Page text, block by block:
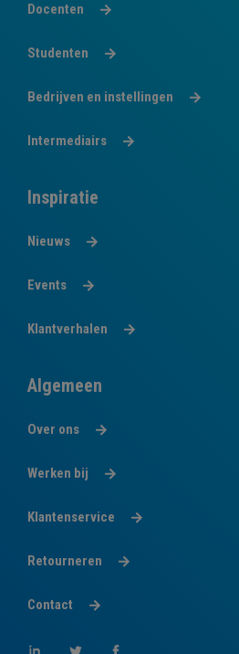
Docenten
Studenten
Bedrijven en instellingen
Intermediairs
Inspiratie
Nieuws
Events
Klantverhalen
Algemeen
Over ons
Werken bij
Klantenservice
Retourneren
Contact